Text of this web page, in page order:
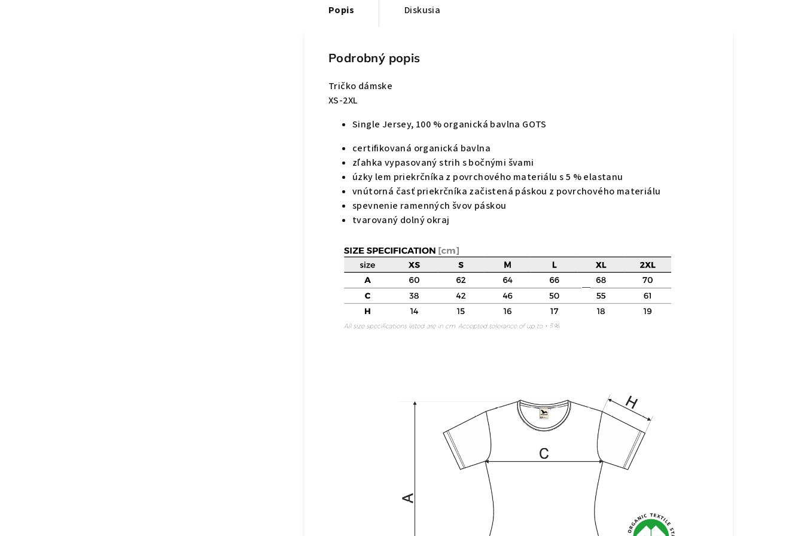
Popis Diskusia
Podrobný popis
Tričko dámske
XS-2XL
Single Jersey, 100 % organická bavlna GOTS
certifikovaná organická bavlna
zľahka vypasovaný strih s bočnými švami
úzky lem priekrčníka z povrchového materiálu s 5 % elastanu
vnútorná časť priekrčníka začistená páskou z povrchového materiálu
spevnenie ramenných švov páskou
tvarovaný dolný okraj